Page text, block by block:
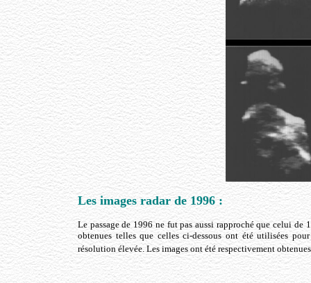
Les images radar de 1996 :
Le passage de 1996 ne fut pas aussi rapproché que celui
obtenues telles que celles ci-dessous ont été utilisées
résolution élevée. Les images ont été respectivement